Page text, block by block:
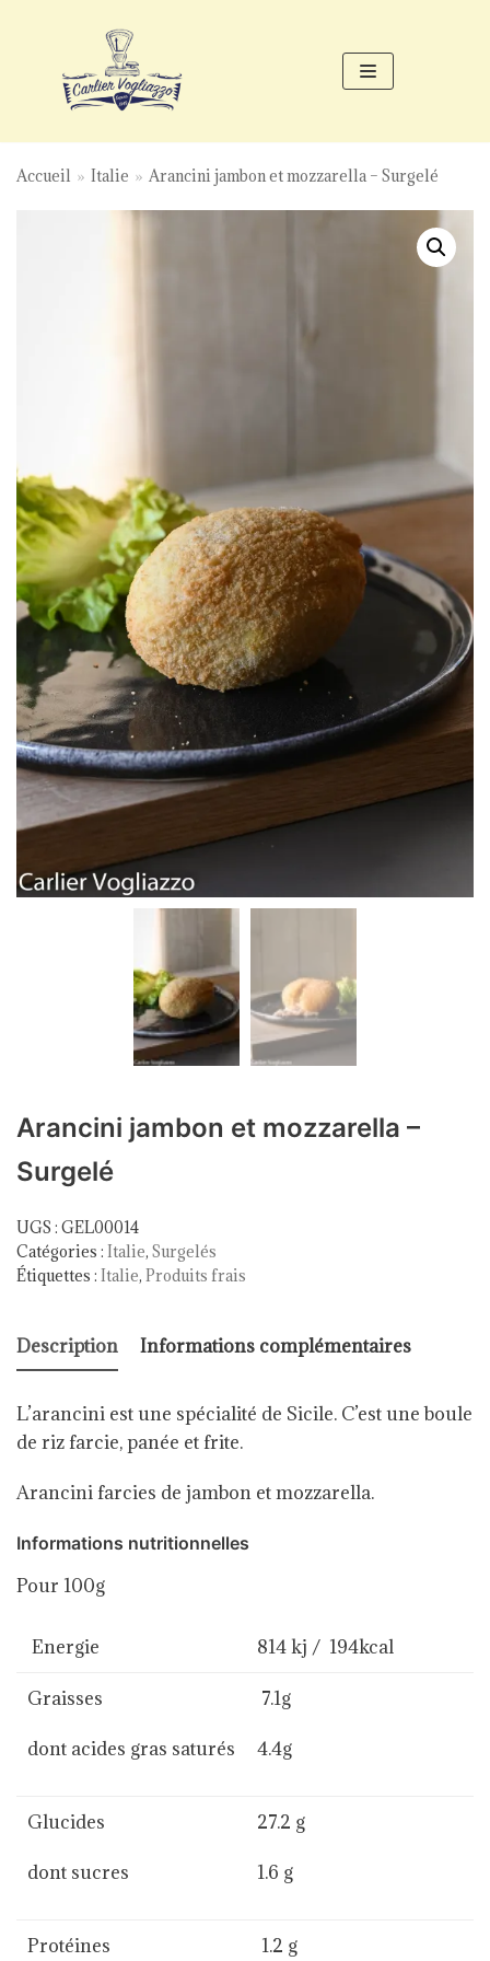
contenu
Accueil » Italie » Arancini jambon et mozzarella – Surgelé
Arancini jambon et mozzarella –
Surgelé
UGS : GEL00014
Catégories : Italie, Surgelés
Étiquettes : Italie, Produits frais
Description Informations complémentaires
L’arancini est une spécialité de Sicile. C’est une boule
de riz farcie, panée et frite.
Arancini farcies de jambon et mozzarella.
Informations nutritionnelles
Pour 100g
Energie 814 kj / 194kcal
Graisses
dont acides gras saturés
7.1g
4.4g
Glucides
dont sucres
27.2 g
1.6 g
Protéines 1.2 g